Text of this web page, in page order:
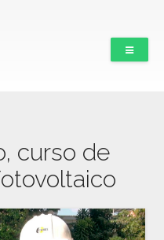
curso de